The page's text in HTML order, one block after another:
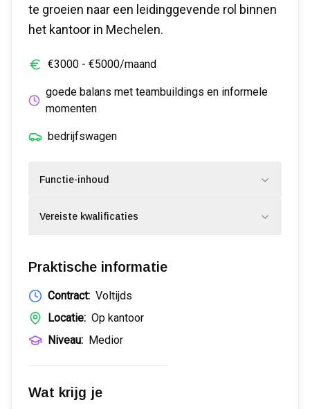
te groeien naar een leidinggevende rol binnen
het kantoor in Mechelen.
€3000 - €5000/maand
goede balans met teambuildings en informele
momenten
bedrijfswagen
Functie-inhoud
Vereiste kwalificaties
Praktische informatie
Contract: Voltijds
Locatie: Op kantoor
Niveau: Medior
Wat krijg je